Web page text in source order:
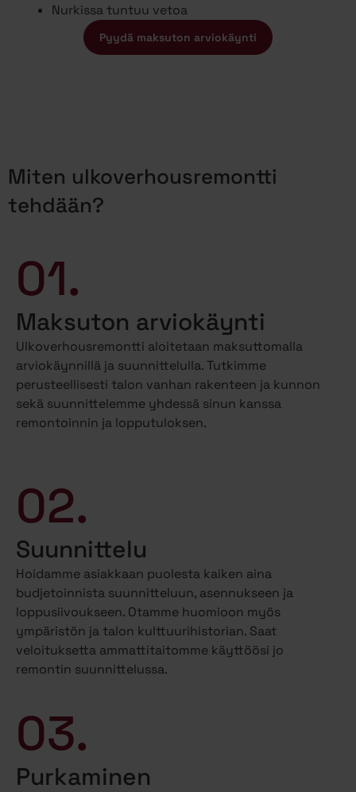
Nurkissa tuntuu vetoa
Pyydä maksuton arviokäynti
Miten ulkoverhousremontti
tehdään?
01.
Maksuton arviokäynti
Ulkoverhousremontti aloitetaan maksuttomalla
arviokäynnillä ja suunnittelulla. Tutkimme
perusteellisesti talon vanhan rakenteen ja kunnon
sekä suunnittelemme yhdessä sinun kanssa
remontoinnin ja lopputuloksen.
02.
Suunnittelu
Hoidamme asiakkaan puolesta kaiken aina
budjetoinnista suunnitteluun, asennukseen ja
loppusiivoukseen. Otamme huomioon myös
ympäristön ja talon kulttuurihistorian. Saat
veloituksetta ammattitaitomme käyttöösi jo
remontin suunnittelussa.
03.
Purkaminen